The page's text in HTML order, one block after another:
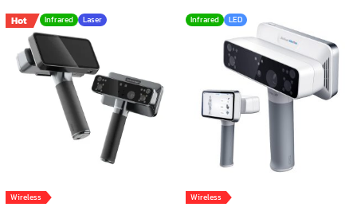
variants.
The
options
may
be
chosen
on
the
product
page
Hot Infrared Laser
Wireless
Infrared LED
Wireless